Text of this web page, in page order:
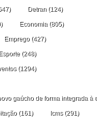
Detran (124)
Economia (805)
Emprego(427)
Esporte (248)
(1294)
gaúcho de forma integrada
(161) Icms(291)